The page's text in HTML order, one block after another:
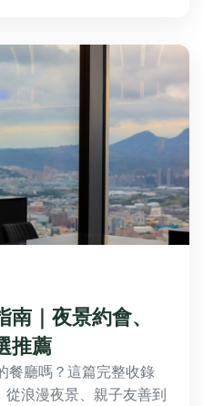
｜夜景約會、
推薦
餐廳嗎？這篇完整收錄
浪漫夜景、親子友善到